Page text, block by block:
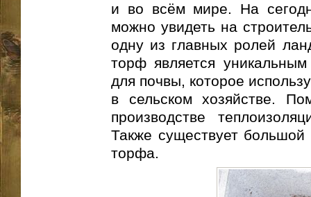
и во всём мире. На
можно увидеть на
одну из главных ролей
торф является
для почвы, которое
в сельском хозяйстве.
производстве
Также существует большой
торфа.